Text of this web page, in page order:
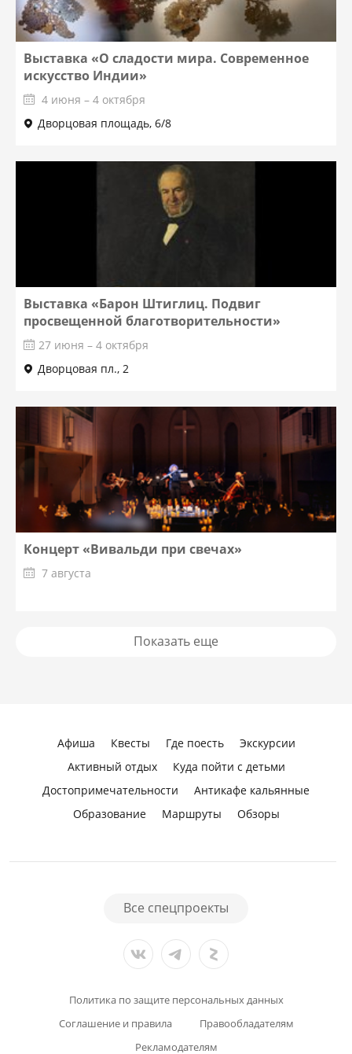
Выставка «О сладости мира. Современное
искусство Индии»
4 июня – 4 октября
Дворцовая площадь, 6/8
Выставка «Барон Штиглиц. Подвиг
просвещенной благотворительности»
27 июня – 4 октября
Дворцовая пл., 2
Концерт «Вивальди при свечах»
7 августа
Показать еще
Афиша Квесты Где поесть
Экскурсии
Активный отдых
Куда пойти с детьми
Достопримечательности
Антикафе кальянные
Образование
Маршруты Обзоры
Все спецпроекты
Политика по защите персональных данных
Соглашение и правила
Правообладателям
Рекламодателям